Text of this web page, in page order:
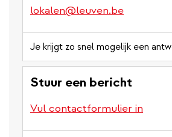
lokalen@leuven.be
Je krijgt zo snel mogelijk een
Stuur een bericht
Vul contactformulier in